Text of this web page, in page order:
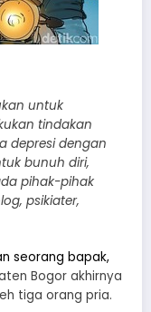
untuk
tindakan
depresi dengan
bunuh diri,
pihak-pihak
psikiater,
seorang bapak,
Bogor akhirnya
tiga orang pria.